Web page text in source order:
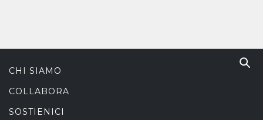
CHI SIAMO
COLLABORA
SOSTIENICI